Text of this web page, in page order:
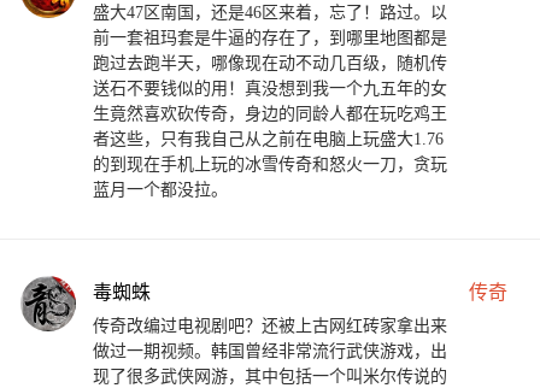
盛大47区南国，还是46区来着，忘了！路过。以
前一套祖玛套是牛逼的存在了，到哪里地图都是
跑过去跑半天，哪像现在动不动几百级，随机传
送石不要钱似的用！真没想到我一个九五年的女
生竟然喜欢砍传奇，身边的同龄人都在玩吃鸡王
者这些，只有我自己从之前在电脑上玩盛大1.76
的到现在手机上玩的冰雪传奇和怒火一刀，贪玩
蓝月一个都没拉。
毒蜘蛛 传奇
传奇改编过电视剧吧？还被上古网红砖家拿出来
做过一期视频。韩国曾经非常流行武侠游戏，出
现了很多武侠网游，其中包括一个叫米尔传说的